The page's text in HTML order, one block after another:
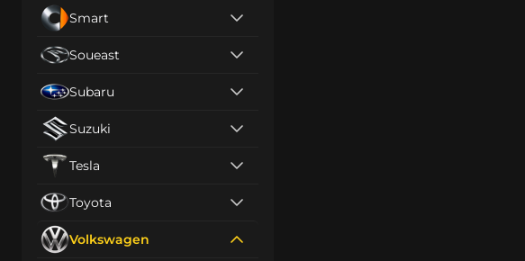
Smart
Soueast
Subaru
Suzuki
Tesla
Toyota
Volkswagen